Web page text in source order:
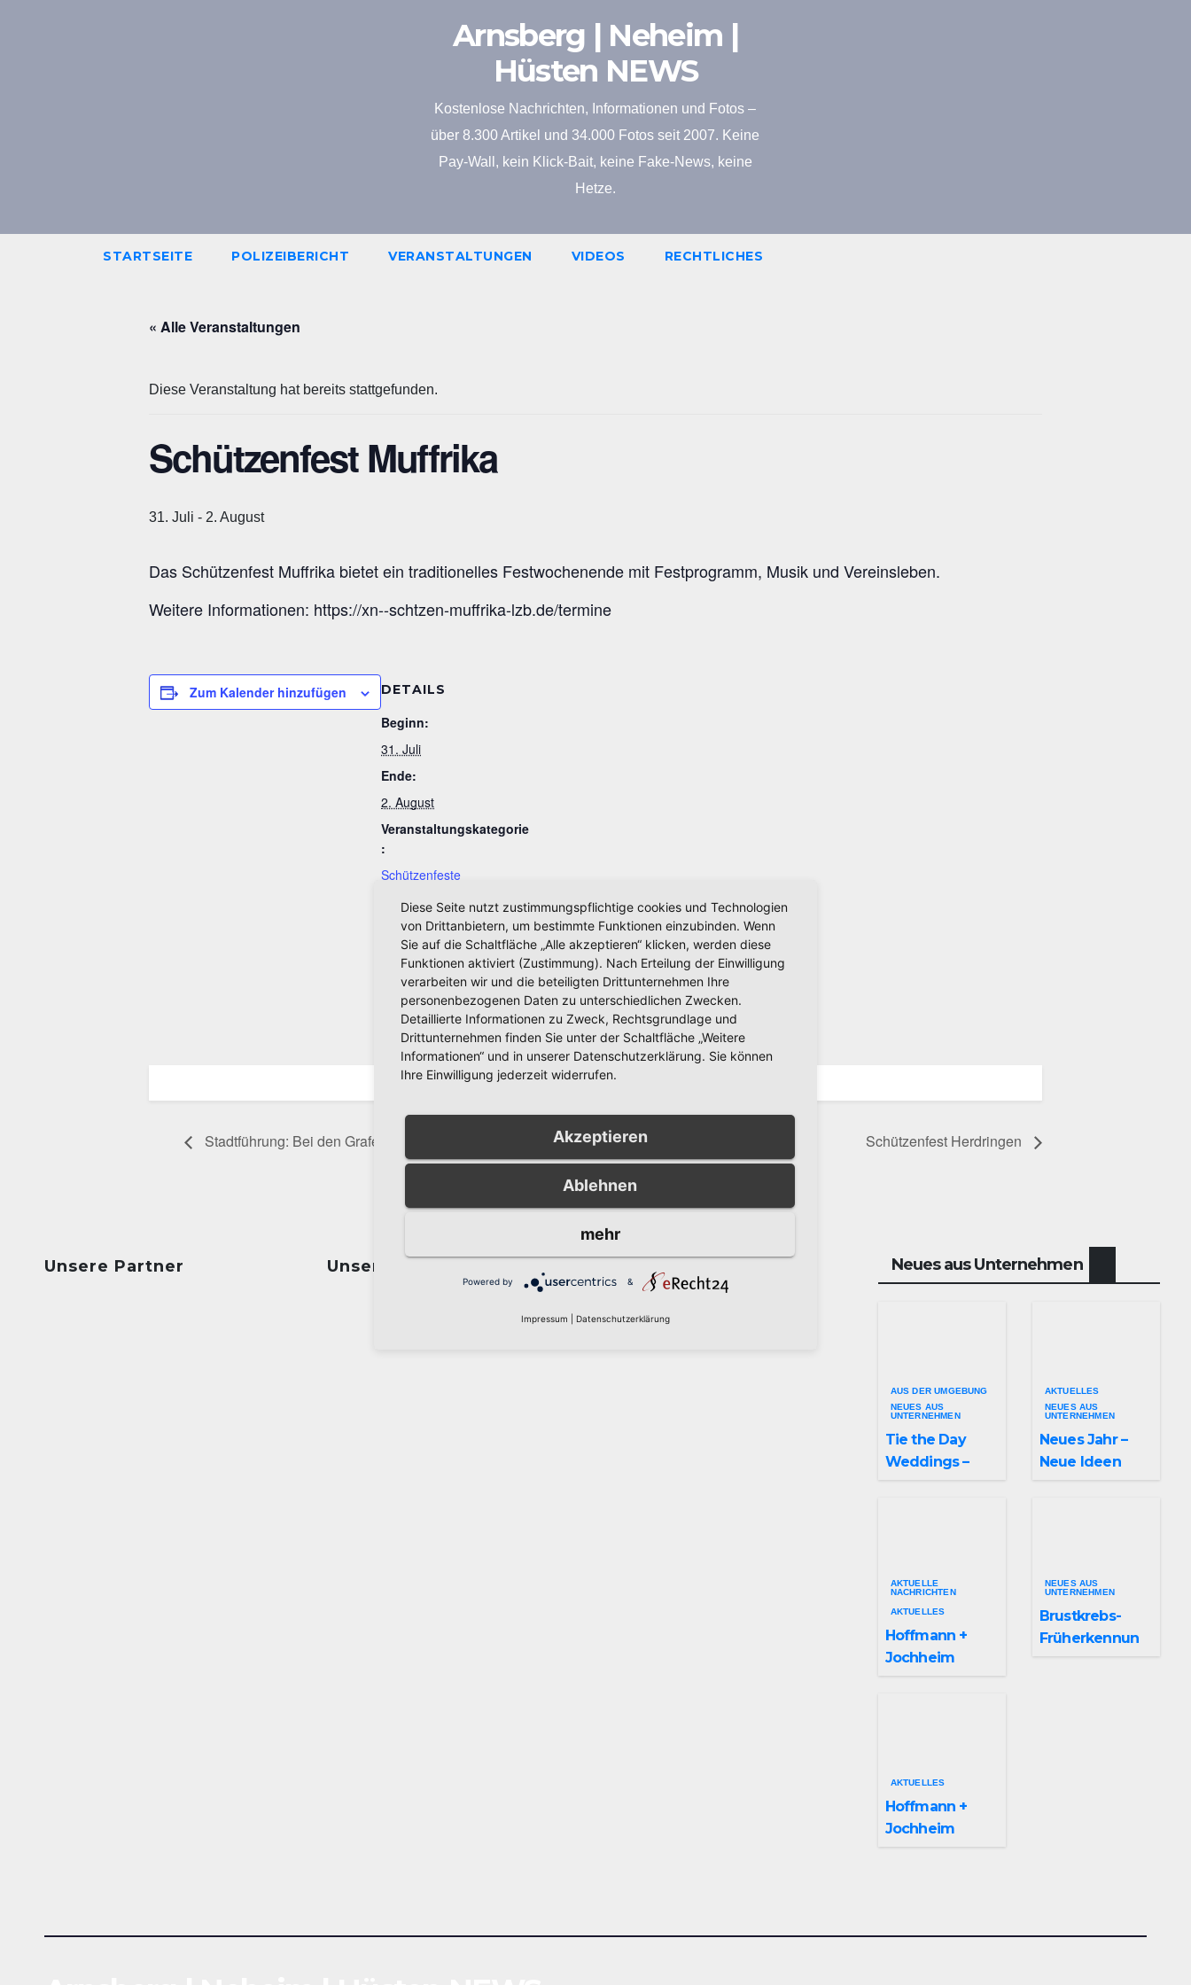
Arnsberg | Neheim |
Hüsten NEWS
Kostenlose Nachrichten, Informationen und Fotos –
über 8.300 Artikel und 34.000 Fotos seit 2007. Keine
Pay-Wall, kein Klick-Bait, keine Fake-News, keine
Hetze.
STARTSEITE POLIZEIBERICHT VERANSTALTUNGEN VIDEOS RECHTLICHES
« Alle Veranstaltungen
Diese Veranstaltung hat bereits stattgefunden.
Schützenfest Muffrika
31. Juli - 2. August
Das Schützenfest Muffrika bietet ein traditionelles Festwochenende mit Festprogramm, Musik und Vereinsleben.
Weitere Informationen: https://xn--schtzen-muffrika-lzb.de/termine
Zum Kalender hinzufügen DETAILS
Beginn:
31. Juli
Ende:
2. August
Veranstaltungskategorie
:
Schützenfeste
Veranstaltung-Tags:
Muffrika ,Schützenfest,
Tradition,Vereine
Website:
https://xn--schtzen-
muffrika-lzb.de/termine
Stadtführung: Bei den Grafen, Kurfürsten und Preußen Schützenfest Herdringen
Unsere Partner Unsere Partner Neues aus Unternehmen
AUS DER UMGEBUNG
NEUES AUS
UNTERNEHMEN
Tie the Day
Weddings –
AKTUELLES
NEUES AUS
UNTERNEHMEN
Neues Jahr –
Neue Ideen
AKTUELLE
NACHRICHTEN
AKTUELLES
Hoffmann +
Jochheim
NEUES AUS
UNTERNEHMEN
Brustkrebs-
Früherkennun
AKTUELLES
Hoffmann +
Jochheim
hochmoderne
Diese Seite nutzt zustimmungspflichtige cookies und Technologien
von Drittanbietern, um bestimmte Funktionen einzubinden. Wenn
Sie auf die Schaltfläche „Alle akzeptieren“ klicken, werden diese
Funktionen aktiviert (Zustimmung). Nach Erteilung der Einwilligung
verarbeiten wir und die beteiligten Drittunternehmen Ihre
personenbezogenen Daten zu unterschiedlichen Zwecken.
Detaillierte Informationen zu Zweck, Rechtsgrundlage und
Drittunternehmen finden Sie unter der Schaltfläche „Weitere
Informationen“ und in unserer Datenschutzerklärung. Sie können
Ihre Einwilligung jederzeit widerrufen.
Akzeptieren
Ablehnen
mehr
Powered by &
Impressum Datenschutzerklärung